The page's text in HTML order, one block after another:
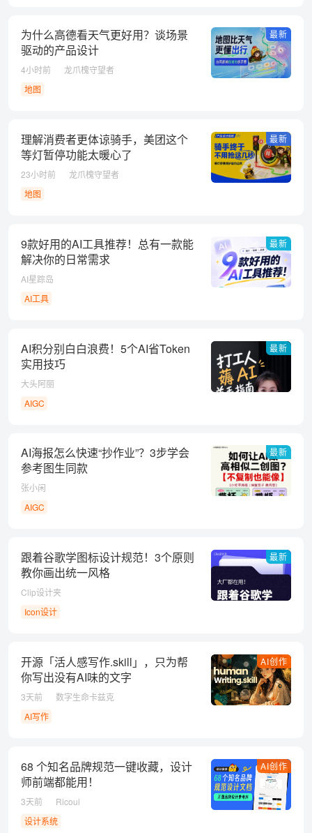
最新
为什么高德看天气更好用？谈场景
驱动的产品设计
4小时前
龙爪槐守望者
地图
最新
理解消费者更体谅骑手，美团这个
等灯暂停功能太暖心了
23小时前
龙爪槐守望者
地图
最新
9款好用的AI工具推荐！总有一款能
解决你的日常需求
AI星踪岛
AI工具
最新
AI积分别白白浪费！5个AI省Token
实用技巧
大头阿丽
AIGC
最新
AI海报怎么快速“抄作业”？3步学会
参考图生同款
张小闲
AIGC
最新
跟着谷歌学图标设计规范！3个原则
教你画出统一风格
Clip设计夹
Icon设计
AI创作
开源「活人感写作.skill」，只为帮
你写出没有AI味的文字
3天前
数字生命卡兹克
AI写作
AI创作
68 个知名品牌规范一键收藏，设计
师前端都能用！
3天前
Ricoui
设计系统